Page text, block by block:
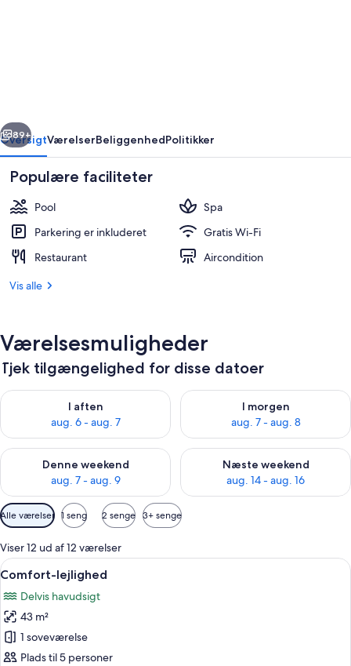
Næste
89+
OversigtVærelserBeliggenhedPolitikker
Populære faciliteter
Pool
Spa
Parkering er inkluderet
Gratis Wi-Fi
Restaurant
Aircondition
Vis alle
Værelsesmuligheder
Tjek tilgængelighed for disse datoer
I aften
aug. 6 - aug. 7
Tjek tilgængelighed for i aften aug. 6 - aug. 7
I morgen
aug. 7 - aug. 8
Tjek tilgængelighed for i
Denne weekend
aug. 7 - aug. 9
Tjek tilgængelighed for denne weekend aug. 7 - aug. 9
Næste weekend
aug. 14 - aug. 16
Tjek tilgængelighed for næste
Tilgængelige
filtre
for
værelser
Alle værelser 1 seng 2 senge 3+ senge
Viser 12 ud af 12 værelser
Indlæs
alle
billeder
af
Comfort-
lejlighed
En moderne stue med en hvid
4
Comfort-lejlighed
Delvis havudsigt
43 m²
1 soveværelse
Plads til 5 personer